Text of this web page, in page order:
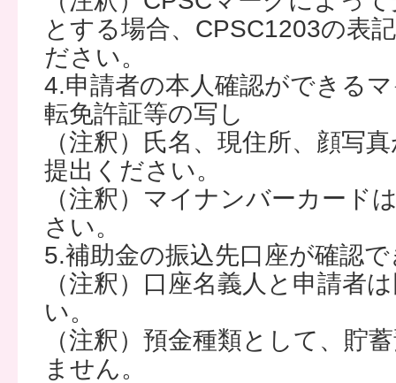
とする場合、CPSC1203の表
ださい。
4.申請者の本人確認ができる
転免許証等の写し
（注釈）氏名、現住所、顔写
提出ください。
（注釈）マイナンバーカード
さい。
5.補助金の振込先口座が確認
（注釈）口座名義人と申請者
い。
（注釈）預金種類として、貯
ません。